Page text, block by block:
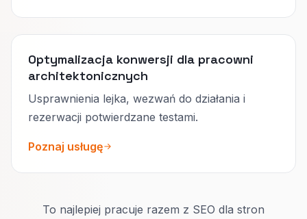
Optymalizacja konwersji dla pracowni
architektonicznych
Usprawnienia lejka, wezwań do działania i
rezerwacji potwierdzane testami.
Poznaj usługę
To najlepiej pracuje razem z SEO dla stron